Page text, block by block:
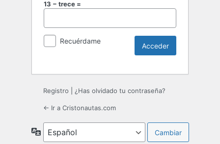
13 − trece =
Recuérdame
Registro ¿Has olvidado tu contraseña?
← Ir a Cristonautas.com
Idioma